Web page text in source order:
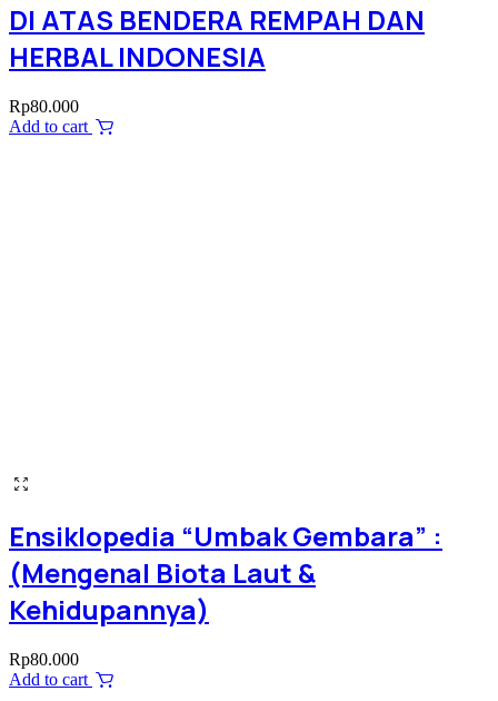
DI ATAS BENDERA REMPAH DAN
HERBAL INDONESIA
Rp80.000
Add to cart
Ensiklopedia “Umbak Gembara” :
(Mengenal Biota Laut &
Kehidupannya)
Rp80.000
Add to cart